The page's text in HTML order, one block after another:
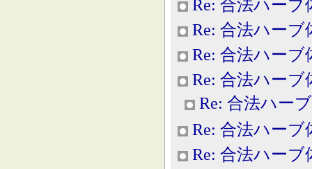
Re: 合法ハーブ
Re: 合法ハーブ
Re: 合法ハーブ
Re: 合法ハーブ
Re: 合法ハー
Re: 合法ハーブ
Re: 合法ハーブ